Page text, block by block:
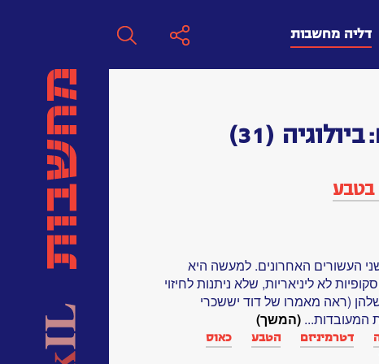
דליה מחשבות
ביולוגיה (31)
בטבע
העשורים האחרונים. למעשה היא
לא ליניאריות, שלא ניתנות לחיזוי
(ראה מאמרו של דוד יששכרי
(המשך)
דטרמיניזם הטבע
כאוס